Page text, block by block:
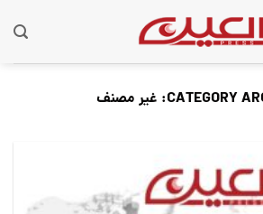
CATEGORY غير مصنف